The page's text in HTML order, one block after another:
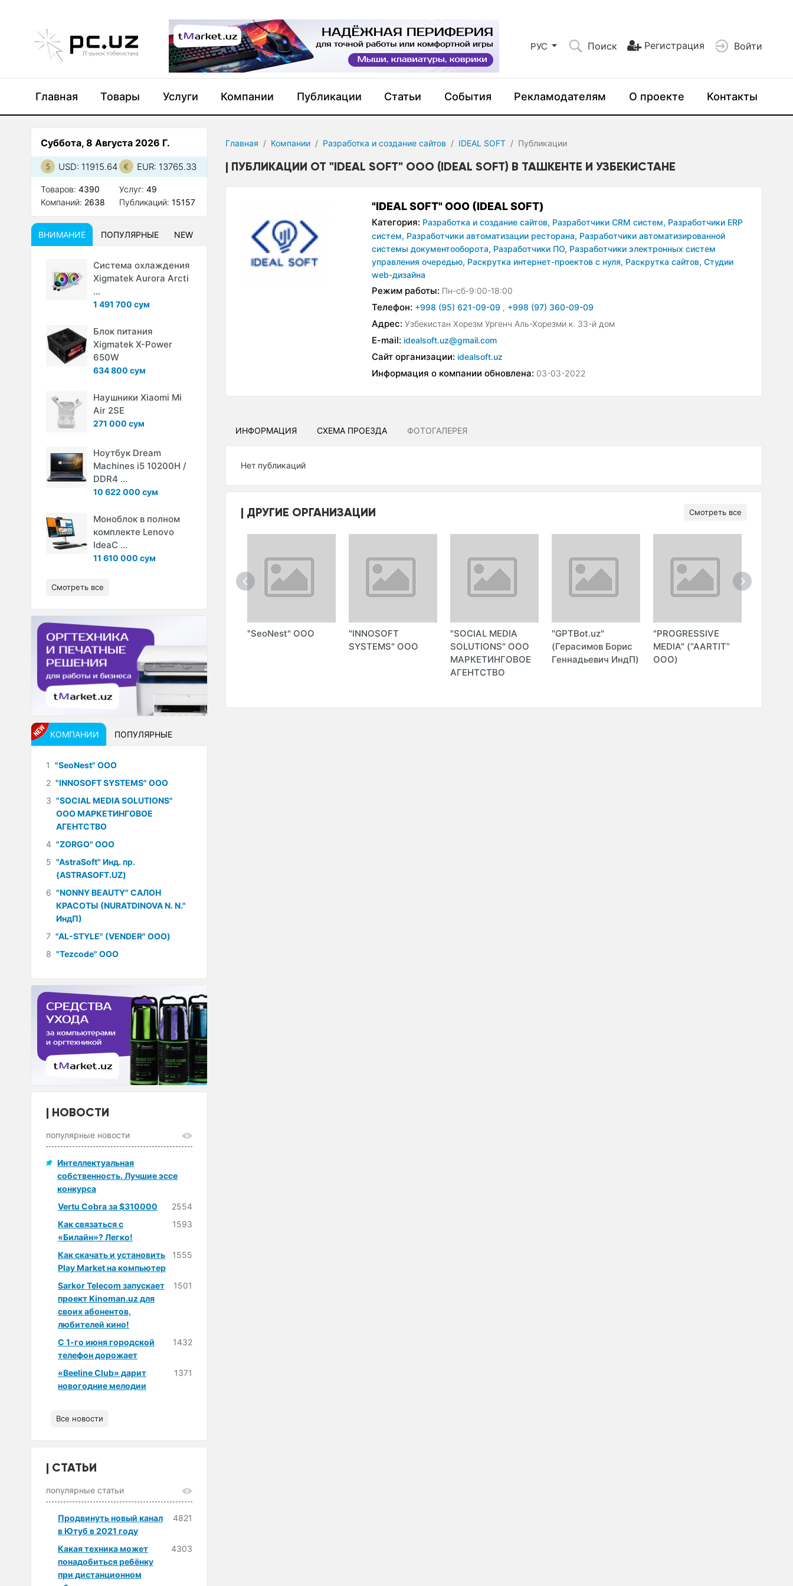
РУС Поиск Регистрация Войти
Главная Товары Услуги Компании Публикации Статьи События Рекламодателям О проекте Контакты
Главная Компании Разработка и создание сайтов IDEAL SOFT Публикации
ПУБЛИКАЦИИ ОТ "IDEAL SOFT" ООО (IDEAL SOFT) В ТАШКЕНТЕ И УЗБЕКИСТАНЕ
"IDEAL SOFT" ООО (IDEAL SOFT)
Категория: Разработка и создание сайтов, Разработчики CRM систем, Разработчики ERP
систем, Разработчики автоматизации ресторана, Разработчики автоматизированной
системы документооборота, Разработчики ПО, Разработчики электронных систем
управления очередью, Раскрутка интернет-проектов с нуля, Раскрутка сайтов, Студии
web-дизайна
Режим работы: Пн-сб-9:00-18:00
Телефон: +998 (95) 621-09-09 , +998 (97) 360-09-09
Адрес: Узбекистан Хорезм Ургенч Аль-Хорезми к. 33-й дом
E-mail: idealsoft.uz@gmail.com
Сайт организации: idealsoft.uz
Информация о компании обновлена: 03-03-2022
ИНФОРМАЦИЯ СХЕМА ПРОЕЗДА ФОТОГАЛЕРЕЯ
Нет публикаций
ДРУГИЕ ОРГАНИЗАЦИИ Смотреть все
"PROTOUCH"
(PROTOUCH UZ"
ООО)
"PICKLES TEAM"
ООО
МАРКЕТИНГОВОЕ
АГЕНТСТВО
"SeoNest" ООО
"INNOSOFT
SYSTEMS" ООО
"SOCIAL MEDIA
SOLUTIONS" ООО
МАРКЕТИНГОВОЕ
АГЕНТСТВО
"GPTBot.uz"
(Герасимов Борис
Геннадьевич ИндП)
"PROGRESSIVE
MEDIA" (“AARTIT”
ООО)
Суббота, 8 Августа 2026 Г.
USD: 11915.64 EUR: 13765.33
Товаров: 4390
Компаний: 2638
Услуг:49
Публикаций:15157
ВНИМАНИЕ ПОПУЛЯРНЫЕ NEW
Система охлаждения
Xigmatek Aurora Arcti
...
1 491 700 сум
Блок питания
Xigmatek X-Power
650W
634 800 сум
Наушники Xiaomi Mi
Air 2SE
271 000 сум
Ноутбук Dream
Machines i5 10200H /
DDR4 ...
10 622 000 сум
Моноблок в полном
комплекте Lenovo
IdeaC ...
11 610 000 сум
Смотреть все
КОМПАНИИ ПОПУЛЯРНЫЕ
1 "SeoNest" ООО
2 "INNOSOFT SYSTEMS" ООО
3 "SOCIAL MEDIA SOLUTIONS"
ООО МАРКЕТИНГОВОЕ
АГЕНТСТВО
4 "ZORGO" ООО
5 "AstraSoft" Инд. пр.
(ASTRASOFT.UZ)
6 "NONNY BEAUTY" САЛОН
КРАСОТЫ (NURATDINOVA N. N."
ИндП)
7 "AL-STYLE" (VENDER" ООО)
8 "Tezcode" ООО
НОВОСТИ
популярные новости
Интеллектуальная
собственность. Лучшие эссе
конкурса
Vertu Cobra за $310000
2554
Как связаться с
«Билайн»? Легко!
1593
Как скачать и установить
Play Market на компьютер
1555
Sarkor Telecom запускает
проект Kinoman.uz для
своих абонентов,
любителей кино!
1501
С 1-го июня городской
телефон дорожает
1432
«Beeline Club» дарит
новогодние мелодии
1371
Все новости
СТАТЬИ
популярные статьи
Продвинуть новый канал
в Ютуб в 2021 году
4821
Какая техника может
понадобиться ребёнку
при дистанционном
4303